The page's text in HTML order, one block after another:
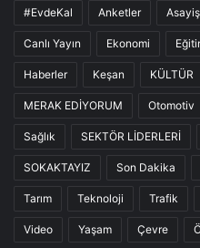
#EvdeKal Anketler Asayiş
Canlı Yayın Ekonomi
Haberler Keşan KÜLTÜR
MERAK EDİYORUM Otomotiv
Sağlık SEKTÖR LİDERLERİ
SOKAKTAYIZ Son Dakika
Tarım Teknoloji Trafik
Video Yaşam Çevre